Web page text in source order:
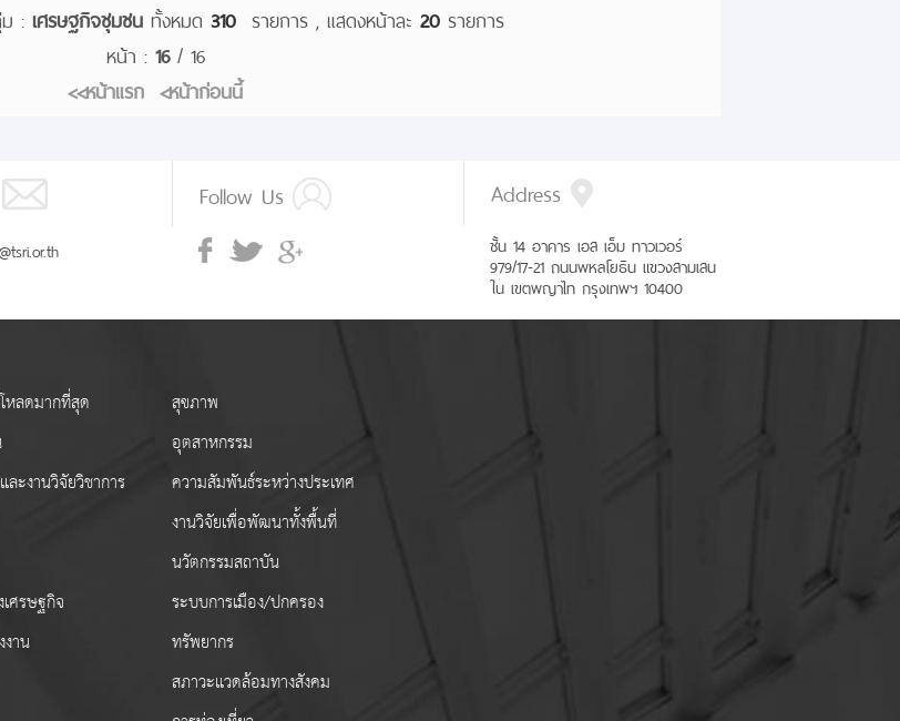
: เศรษฐกิจชุมชนทั้งหมด 310 รายการ , แสดงหน้าละ 20รายการ
หน้า : 16/ 16
<<หน้าแรก <หน้าก่อนนี้
Follow Us Address
ชั้น 14 อาคาร เอส เอ็ม ทาวเวอร์
979/17-21 ถนนพหลโยธิน แขวงสามเสน
ใน เขตพญาไท กรุงเทพฯ 10400
หลดมากที่สุด
ะงานวิจัยวิชาการ
ศรษฐกิจ
าน
สุขภาพ
อุตสาหกรรม
ความสัมพันธ์ระหว่างประเทศ
งานวิจัยเพื่อพัฒนาทั้งพื้นที่
นวัตกรรมสถาบัน
ระบบการเมือง/ปกครอง
ทรัพยากร
สภาวะแวดล้อมทางสังคม